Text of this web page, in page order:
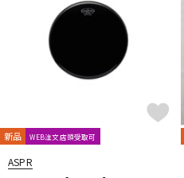
新品 WEB注文店頭受取可
ASPR